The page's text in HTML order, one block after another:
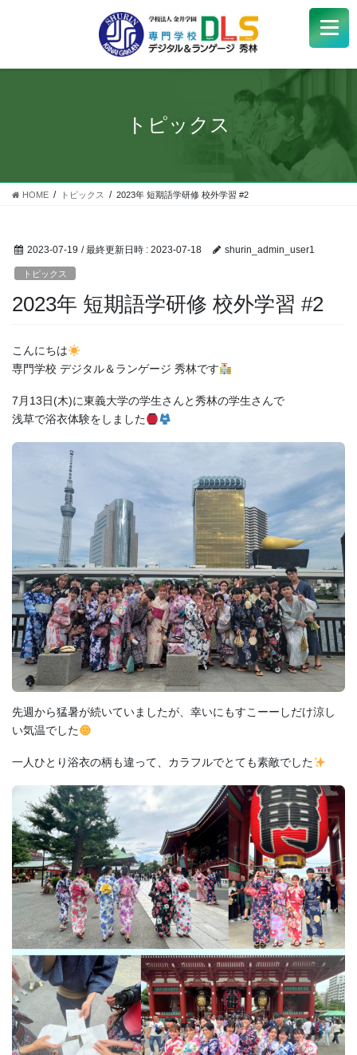
学校紹介+
受験生+
学生サポート
アクセス
お問い合わせ
資料請求
トピックス
HOME トピックス 2023年 短期語学研修 校外学習 #2
2023-07-19 / 最終更新日時 : 2023-07-18 shurin_admin_user1
トピックス
2023年 短期語学研修 校外学習 #2
こんにちは
専門学校 デジタル＆ランゲージ 秀林です
7月13日(木)に東義大学の学生さんと秀林の学生さんで
浅草で浴衣体験をしました
先週から猛暑が続いていましたが、幸いにもすこーーしだけ涼し
い気温でした
一人ひとり浴衣の柄も違って、カラフルでとても素敵でした